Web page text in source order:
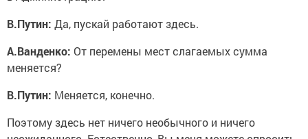
В.Путин: Да, пускай работают здесь.
А.Ванденко: От перемены мест слагаемых сумма
меняется?
В.Путин: Меняется, конечно.
Поэтому здесь нет ничего необычного и ничего
неожиданного. Естественно, Вы меня можете спросить,